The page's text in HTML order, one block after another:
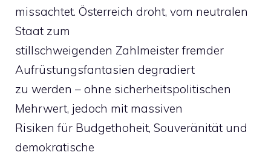
missachtet. Österreich droht, vom neutralen
Staat zum
stillschweigenden Zahlmeister fremder
Aufrüstungsfantasien degradiert
zu werden – ohne sicherheitspolitischen
Mehrwert, jedoch mit massiven
Risiken für Budgethoheit, Souveränität und
demokratische